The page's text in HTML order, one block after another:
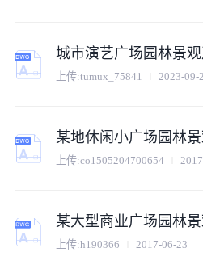
城市演艺广场园林景
上传:tumux_75841 2023-09-
上传:co1505204700654
某大型商业广场园林
上传:h190366 2017-06-23